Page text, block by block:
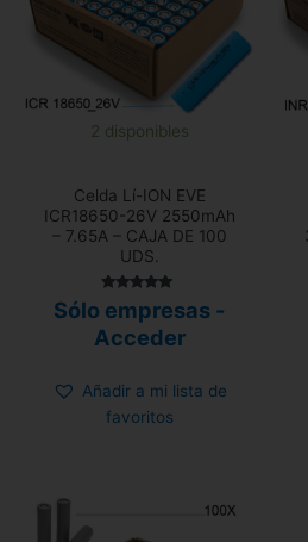
2 disponibles
Celda Lí-ION EVE
ICR18650-26V 2550mAh
– 7.65A – CAJA DE 100
UDS.
5.00
Sólo empresas -
Acceder
Añadir a mi lista de
favoritos